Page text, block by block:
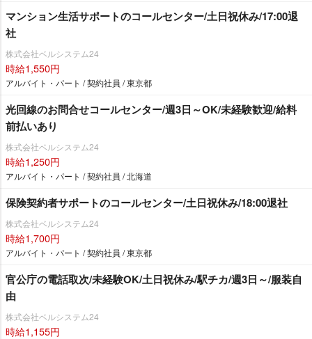
マンション生活サポートのコールセンター/土日祝休み/17:00退
社
株式会社ベルシステム24
時給1,550円
アルバイト・パート / 契約社員 / 東京都
光回線のお問合せコールセンター/週3日～OK/未経験歓迎/給料
前払いあり
株式会社ベルシステム24
時給1,250円
アルバイト・パート / 契約社員 / 北海道
保険契約者サポートのコールセンター/土日祝休み/18:00退社
株式会社ベルシステム24
時給1,700円
アルバイト・パート / 契約社員 / 東京都
官公庁の電話取次/未経験OK/土日祝休み/駅チカ/週3日～/服装自
由
株式会社ベルシステム24
時給1,155円